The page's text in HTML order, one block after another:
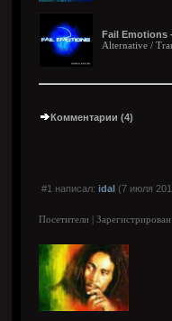
Fail Emotions
Alternative /
Комментарии (4)
#1 написал: idal (7 июля
Посетители |